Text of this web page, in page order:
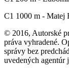
C1 1000 m - Matej
© 2016, Autorské
práva vyhradené.
správy bez
uvedených agentúr